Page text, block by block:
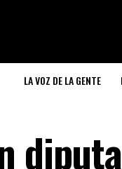
LA VOZ DE LA GENTE